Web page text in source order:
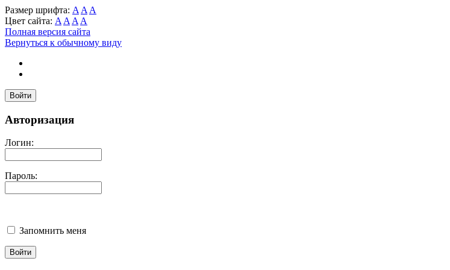
Размер шрифта: A A A
Цвет сайта: A A A A
Полная версия сайта
Вернуться к обычному виду
Войти
Авторизация
Логин:
Пароль:
Запомнить меня